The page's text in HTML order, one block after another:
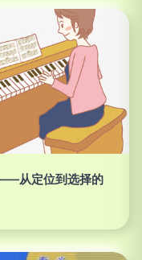
从定位到选择的